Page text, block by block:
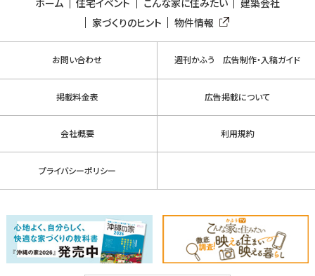
家づくりのヒント
物件情報
お問い合わせ 週刊かふう 広告制作・入稿ガイド
掲載料金表 広告掲載について
会社概要 利用規約
プライバシーポリシー